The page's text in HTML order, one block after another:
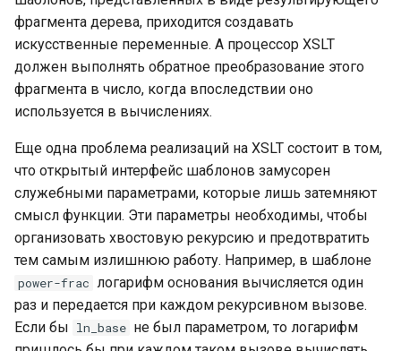
фрагмента дерева, приходится создавать
искусственные переменные. А процессор XSLT
должен выполнять обратное преобразование этого
фрагмента в число, когда впоследствии оно
используется в вычислениях.
Еще одна проблема реализаций на XSLT состоит в том,
что открытый интерфейс шаблонов замусорен
служебными параметрами, которые лишь затемняют
смысл функции. Эти параметры необходимы, чтобы
организовать хвостовую рекурсию и предотвратить
тем самым излишнюю работу. Например, в шаблоне
power-frac логарифм основания вычисляется один
раз и передается при каждом рекурсивном вызове.
Если бы ln_base не был параметром, то логарифм